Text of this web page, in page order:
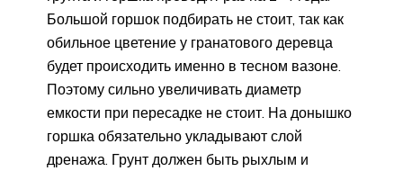
Большой горшок подбирать не стоит, так как
обильное цветение у гранатового деревца
будет происходить именно в тесном вазоне.
Поэтому сильно увеличивать диаметр
емкости при пересадке не стоит. На донышко
горшка обязательно укладывают слой
дренажа. Грунт должен быть рыхлым и